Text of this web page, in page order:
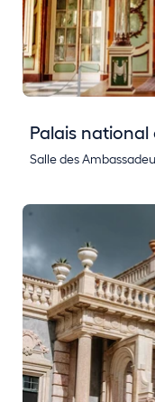
Palais national
Salle des